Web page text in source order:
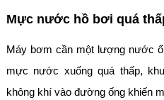
Mực nước hồ bơi quá
Máy bơm cần một lượng nước
mực nước xuống quá thấp,
không khí vào đường ống khiến